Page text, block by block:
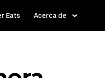
Eats Acerca de